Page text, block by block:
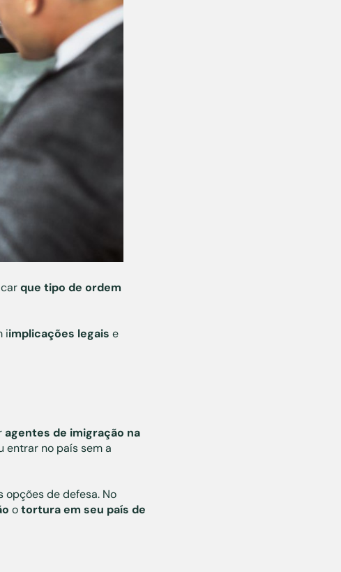
que tipo de ordem
iimplicações legais e
agentes de imigração na
entrar no país sem a
opções de defesa. No
otortura em seu país de